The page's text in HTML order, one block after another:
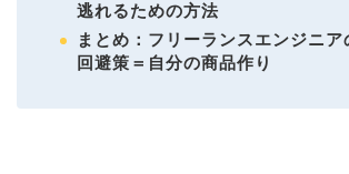
逃れるための方法
まとめ：フリーランスエンジニア
回避策＝自分の商品作り